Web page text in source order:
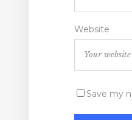
Website
Save my